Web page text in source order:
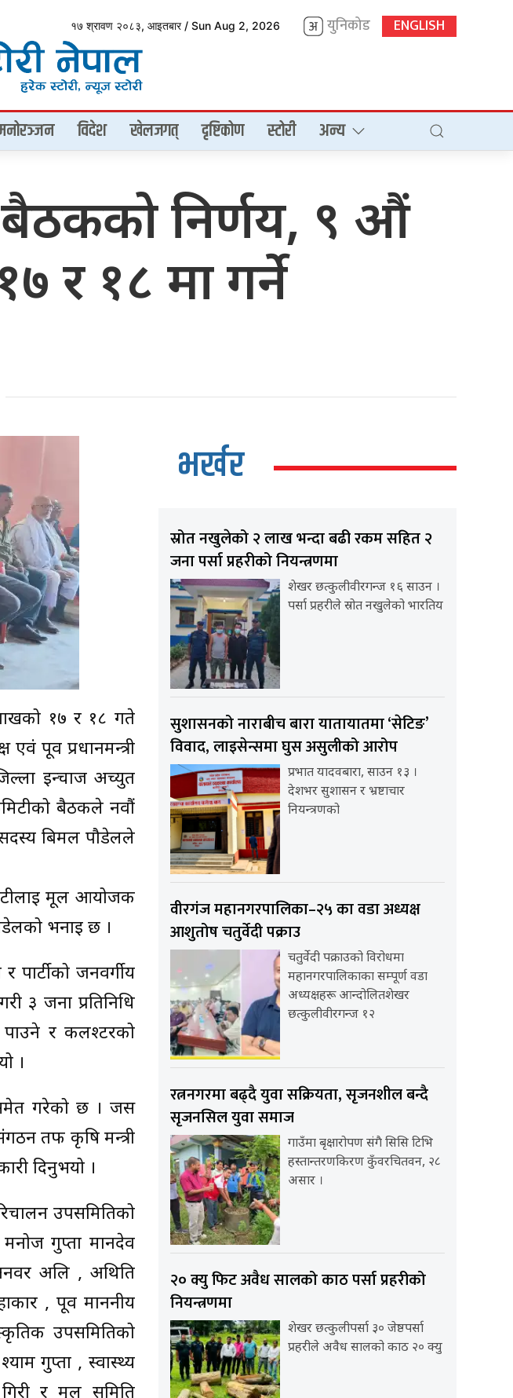
१७ श्रावण २०८३, आइतबार / Sun Aug 2, 2026 युनिकोड ENGLISH
विदेश खेलजगत् दृष्टिकोण स्टोरी अन्य
बैठकको निर्णय, ९ औं
र १८ मा गर्ने
१७ र १८ गते
पूर्व प्रधानमन्त्री
इन्चार्ज अच्युत
बैठकले नवौं
बिमल पौडेलले
मूल आयोजक
भनाइ छ ।
पार्टीको जनवर्गीय
३ जना प्रतिनिधि
पाउने र कलश्टरको
।
समेत गरेको छ । जस
तर्फ कृषि मन्त्री
दिनुभयो ।
उपसमितिको
गुप्ता मानदेव
अलि , अथिति
, पूर्व माननीय
उपसमितिको
गुप्ता , स्वास्थ्य
भर्खर
स्रोत नखुलेको २ लाख भन्दा बढी रकम सहित २
जना पर्सा प्रहरीको नियन्त्रणमा
शेखर छत्कुलीवीरगन्ज १६ साउन ।
पर्सा प्रहरीले स्रोत नखुलेको भारतिय
सुशासनको नाराबीच बारा यातायातमा ‘सेटिङ’
विवाद, लाइसेन्समा घुस असुलीको आरोप
प्रभात यादवबारा, साउन १३ ।
देशभर सुशासन र भ्रष्टाचार
नियन्त्रणको
वीरगंज महानगरपालिका–२५ का वडा अध्यक्ष
आशुतोष चतुर्वेदी पक्राउ
चतुर्वेदी पक्राउको विरोधमा
महानगरपालिकाका सम्पूर्ण वडा
अध्यक्षहरू आन्दोलितशेखर
छत्कुलीवीरगन्ज १२
रत्ननगरमा बढ्दै युवा सक्रियता, सृजनशील बन्दै
सृजनसिल युवा समाज
गाउँमा बृक्षारोपण संगै सिसि टिभि
हस्तान्तरणकिरण कुँवरचितवन, २८
असार ।
२० क्यु फिट अवैध सालको काठ पर्सा प्रहरीको
नियन्त्रणमा
शेखर छत्कुलीपर्सा ३० जेष्ठपर्सा
प्रहरीले अवैध सालको काठ २० क्यु